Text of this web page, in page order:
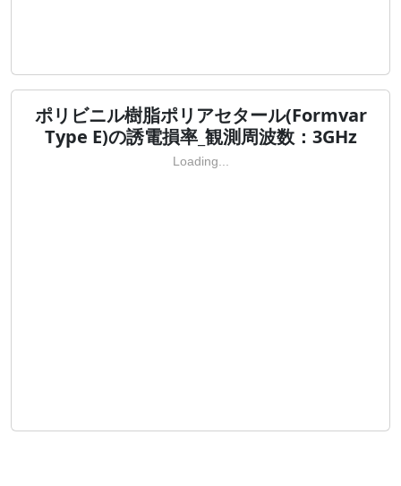
ポリビニル樹脂ポリアセタール(Formvar
Type E)の誘電損率_観測周波数：3GHz
Loading...